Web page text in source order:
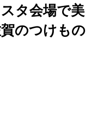
タ会場で美
のつけもの